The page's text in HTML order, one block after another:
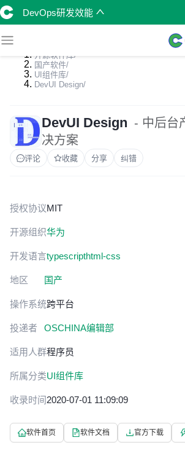
DevOps研发效能
开源软件库/
国产软件/
UI组件库/
DevUI Design/
DevUI Design - 中后台
决方案
评论 收藏 分享 纠错
授权协议MIT
开源组织华为
开发语言typescripthtml-css
地区 国产
操作系统跨平台
投递者 OSCHINA编辑部
适用人群程序员
所属分类UI组件库
收录时间2020-07-01 11:09:09
软件首页 软件文档 官方下载